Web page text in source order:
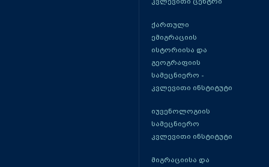
ქართული
ემიგრაციის
ისტორიისა და
გეოგრაფიის
სამეცნიერო -
კვლევითი ინსტიტუტი
იუვენოლოგიის
სამეცნიერო
კვლევითი ინსტიტუტი
მიგრაციისა და